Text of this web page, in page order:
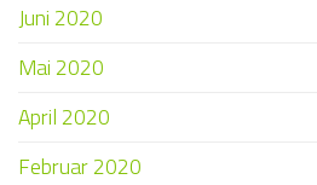
Juni 2020
Mai 2020
April 2020
Februar 2020